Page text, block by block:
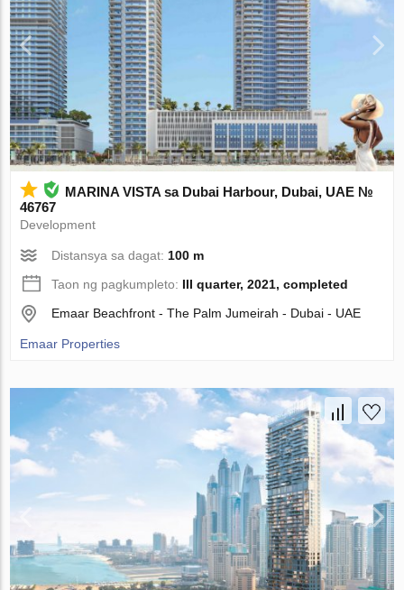
MARINA VISTA sa Dubai Harbour, Dubai, UAE №
46767
Development
Distansya sa dagat:100 m
Taon ng pagkumpleto: III quarter, 2021, completed
Emaar Beachfront - The Palm Jumeirah - Dubai - UAE
Emaar Properties